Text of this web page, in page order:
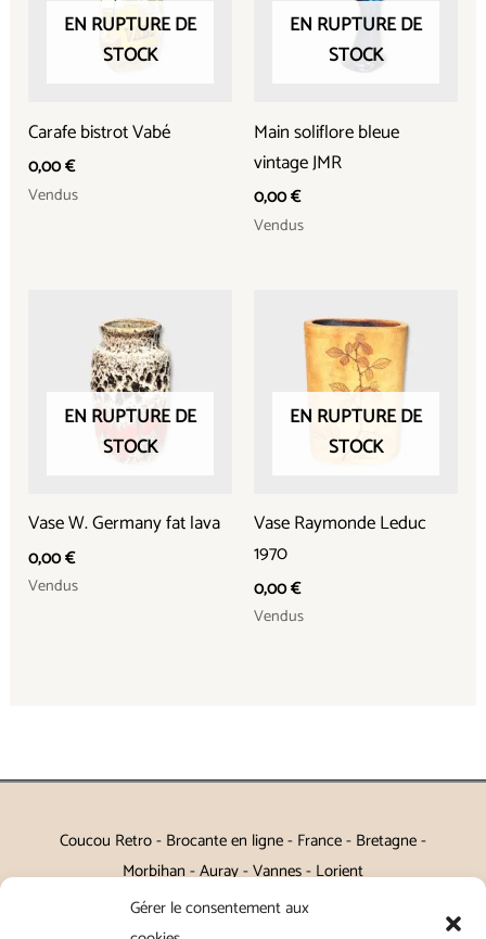
Gérer le consentement aux
EN RUPTURE DE
STOCK
Carafe bistrot Vabé
0,00€
Vendus
EN RUPTURE DE
STOCK
Main soliflore bleue
vintage JMR
0,00€
Vendus
EN RUPTURE DE
STOCK
Vase W. Germany fat lava
0,00€
Vendus
EN RUPTURE DE
STOCK
Vase Raymonde Leduc
1970
0,00€
Vendus
Coucou Retro - Brocante en ligne - France - Bretagne -
Morbihan - Auray - Vannes - Lorient
Petits meubles, décoration, miroirs, luminaires, Art de la table